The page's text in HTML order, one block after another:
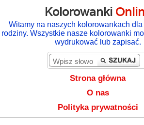
Kolorowanki
Witamy na naszych kolorowankach dla
rodziny. Wszystkie nasze kolorowanki
wydrukować lub zapisać.
Strona główna
O nas
Polityka prywatności